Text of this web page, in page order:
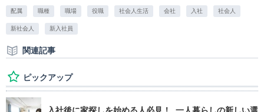
配属 職種 職場 役職 社会人生活 会社 入社 社会人
新社会人 新入社員
関連記事
ピックアップ